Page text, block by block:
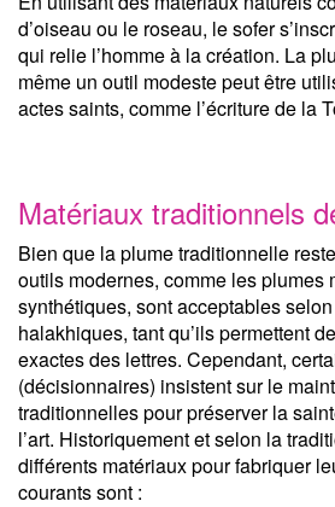
d’oiseau ou le roseau, le sofer
qui relie l’homme à la création. La
même un outil modeste peut être
actes saints, comme l’écriture de la
Matériaux traditionnels
Bien que la plume traditionnelle
outils modernes, comme les plumes
synthétiques, sont acceptables
halakhiques, tant qu’ils permettent
exactes des lettres. Cependant,
(décisionnaires) insistent sur le
traditionnelles pour préserver la
l’art. Historiquement et selon la
différents matériaux pour fabriquer
courants sont :